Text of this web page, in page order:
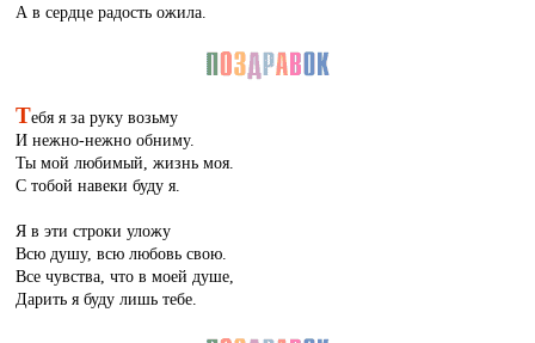
А в сердце радость ожила.
Тебя я за руку возьму
И нежно-нежно обниму.
Ты мой любимый, жизнь моя.
С тобой навеки буду я.
Я в эти строки уложу
Всю душу, всю любовь свою.
Все чувства, что в моей душе,
Дарить я буду лишь тебе.